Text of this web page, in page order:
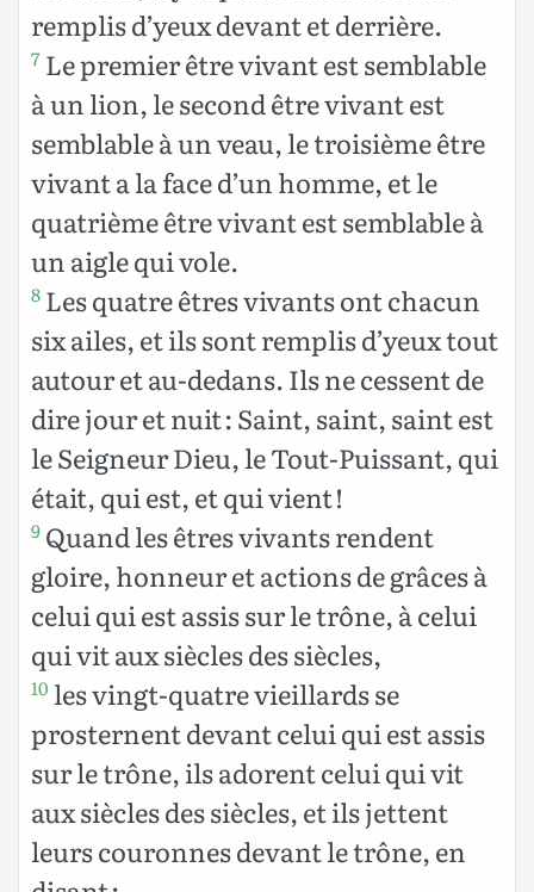
remplis d’yeux devant et derrière.
7 Le premier être vivant est semblable
à un lion, le second être vivant est
semblable à un veau, le troisième être
vivant a la face d’un homme, et le
quatrième être vivant est semblable à
un aigle qui vole.
8 Les quatre êtres vivants ont chacun
six ailes, et ils sont remplis d’yeux tout
autour et au-dedans. Ils ne cessent de
dire jour et nuit : Saint, saint, saint est
le Seigneur Dieu, le Tout-Puissant, qui
était, qui est, et qui vient !
9 Quand les êtres vivants rendent
gloire, honneur et actions de grâces à
celui qui est assis sur le trône, à celui
qui vit aux siècles des siècles,
10 les vingt-quatre vieillards se
prosternent devant celui qui est assis
sur le trône, ils adorent celui qui vit
aux siècles des siècles, et ils jettent
leurs couronnes devant le trône, en